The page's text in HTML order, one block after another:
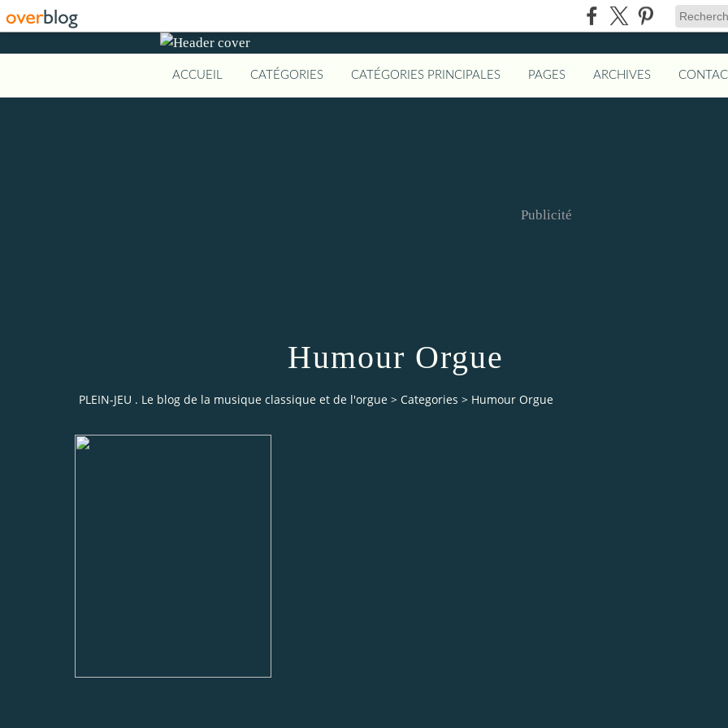
ACCUEIL CATÉGORIES CATÉGORIES PRINCIPALES PAGES ARCHIVES
Publicité
Humour Orgue
PLEIN-JEU . Le blog de la musique classique et de l'orgue > Categories > Humour Orgue